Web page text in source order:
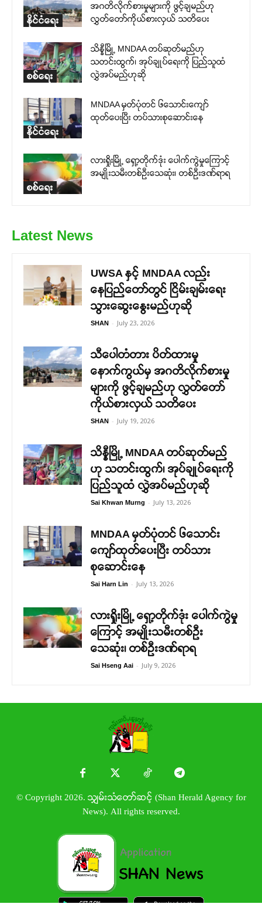
နိုင်ငံရေး
အဂတိလိုက်စားမှုများကို ဖွင့်ချမည်ဟု
လွှတ်တော်ကိုယ်စားလှယ် သတိပေး
စစ်ရေး
သိန္နီမြို့ MNDAA တပ်ဆုတ်မည်ဟု
သတင်းထွက်၊ အုပ်ချုပ်ရေးကို ပြည်သူထံ
လွှဲအပ်မည်ဟုဆို
နိုင်ငံရေး
MNDAA မှတ်ပုံတင် ၆သောင်းကျော်
ထုတ်ပေးပြီး တပ်သားစုဆောင်းနေ
စစ်ရေး
လားရှိုးမြို့ ရှော့တိုက်ဒုံး ပေါက်ကွဲမှုကြောင့်
အမျိုးသမီးတစ်ဦးသေဆုံး၊ တစ်ဦးဒဏ်ရာရ
Latest News
UWSA နှင့် MNDAA လည်း
နေပြည်တော်တွင် ငြိမ်းချမ်းရေး
သွားဆွေးနွေးမည်ဟုဆို
SHAN - July 23, 2026
သီပေါတံတား ပိတ်ထားမှု
နောက်ကွယ်မှ အဂတိလိုက်စားမှု
များကို ဖွင့်ချမည်ဟု လွှတ်တော်
ကိုယ်စားလှယ် သတိပေး
SHAN - July 19, 2026
သိန္နီမြို့ MNDAA တပ်ဆုတ်မည်
ဟု သတင်းထွက်၊ အုပ်ချုပ်ရေးကို
ပြည်သူထံ လွှဲအပ်မည်ဟုဆို
Sai Khwan Murng - July 13, 2026
MNDAA မှတ်ပုံတင် ၆သောင်း
ကျော်ထုတ်ပေးပြီး တပ်သား
စုဆောင်းနေ
Sai Harn Lin - July 13, 2026
လားရှိုးမြို့ ရှော့တိုက်ဒုံး ပေါက်ကွဲမှု
ကြောင့် အမျိုးသမီးတစ်ဦး
သေဆုံး၊ တစ်ဦးဒဏ်ရာရ
Sai Hseng Aai - July 9, 2026
© Copyright 2026. သျှမ်းသံတော်ဆင့် (Shan Herald Agency for
News). All rights reserved.